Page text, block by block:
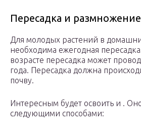
Пересадка и размножение
Для молодых растений в
необходима ежегодная
возрасте пересадка может
года. Пересадка должна
почву.
Интересным будет освоить и .
следующими способами: